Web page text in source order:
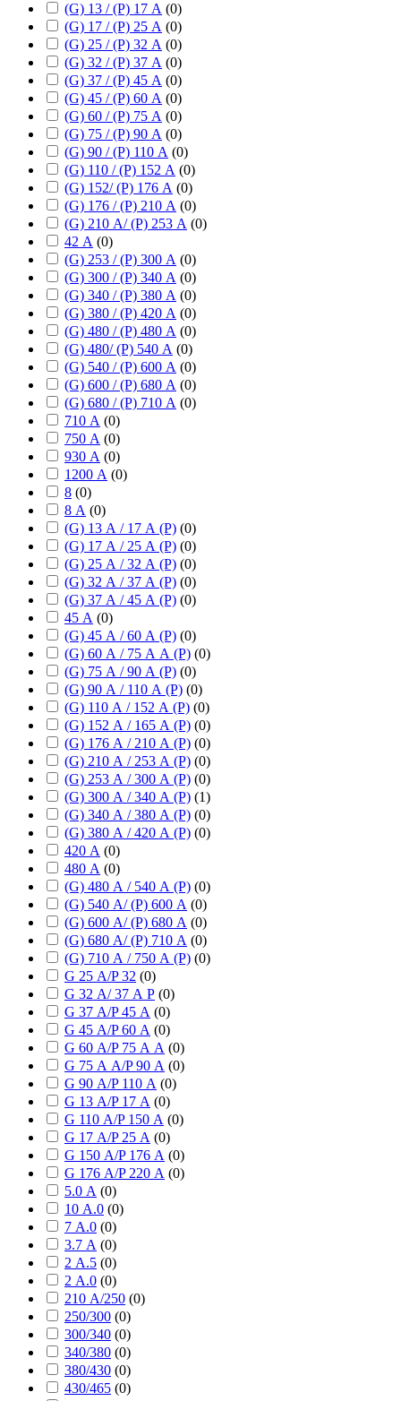
(G) 13 / (P) 17 А (0)
(G) 17 / (P) 25 А (0)
(G) 25 / (P) 32 А (0)
(G) 32 / (P) 37 А (0)
(G) 37 / (P) 45 А (0)
(G) 45 / (P) 60 А (0)
(G) 60 / (P) 75 А (0)
(G) 75 / (P) 90 А (0)
(G) 90 / (P) 110 А (0)
(G) 110 / (P) 152 А (0)
(G) 152/ (P) 176 А (0)
(G) 176 / (P) 210 А (0)
(G) 210 А/ (P) 253 А (0)
42 А (0)
(G) 253 / (P) 300 А (0)
(G) 300 / (P) 340 А (0)
(G) 340 / (P) 380 А (0)
(G) 380 / (P) 420 А (0)
(G) 480 / (P) 480 А (0)
(G) 480/ (P) 540 А (0)
(G) 540 / (P) 600 А (0)
(G) 600 / (P) 680 А (0)
(G) 680 / (P) 710 А (0)
710 А (0)
750 А (0)
930 А (0)
1200 А (0)
8 (0)
8 А (0)
(G) 13 А / 17 А (P) (0)
(G) 17 А / 25 А (P) (0)
(G) 25 А / 32 А (P) (0)
(G) 32 А / 37 А (P) (0)
(G) 37 А / 45 А (P) (0)
45 А (0)
(G) 45 А / 60 А (P) (0)
(G) 60 А / 75 А А (P) (0)
(G) 75 А / 90 А (P) (0)
(G) 90 А / 110 А (P) (0)
(G) 110 А / 152 А (P) (0)
(G) 152 А / 165 А (P) (0)
(G) 176 А / 210 А (P) (0)
(G) 210 А / 253 А (P) (0)
(G) 253 А / 300 А (P) (0)
(G) 300 А / 340 А (P) (1)
(G) 340 А / 380 А (P) (0)
(G) 380 А / 420 А (P) (0)
420 А (0)
480 А (0)
(G) 480 А / 540 А (P) (0)
(G) 540 А/ (P) 600 А (0)
(G) 600 А/ (P) 680 А (0)
(G) 680 А/ (P) 710 А (0)
(G) 710 А / 750 А (P) (0)
G 25 А/P 32 (0)
G 32 А/ 37 А P (0)
G 37 А/P 45 А (0)
G 45 А/P 60 А (0)
G 60 А/P 75 А А (0)
G 75 А А/P 90 А (0)
G 90 А/P 110 А (0)
G 13 А/P 17 А (0)
G 110 А/P 150 А (0)
G 17 А/P 25 А (0)
G 150 А/P 176 А (0)
G 176 А/P 220 А (0)
5.0 А (0)
10 А.0 (0)
7 А.0 (0)
3.7 А (0)
2 А.5 (0)
2 А.0 (0)
210 А/250 (0)
250/300 (0)
300/340 (0)
340/380 (0)
380/430 (0)
430/465 (0)